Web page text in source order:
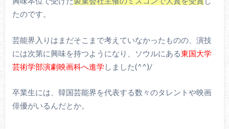
たのです。
芸能界入りはまだそこまで考えていなかったものの、演技
には次第に興味を持つようになり、ソウルにある東国大学
芸術学部演劇映画科へ進学しました(^^)/
卒業生には、韓国芸能界を代表する数々のタレントや映画
俳優がいるんだとか。